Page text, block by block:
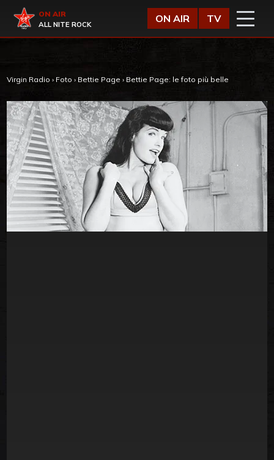
Virgin Radio
ON AIR
ALL NITE ROCK
ON AIR TV
Virgin Radio › Foto › Bettie Page › Bettie Page: le foto più belle